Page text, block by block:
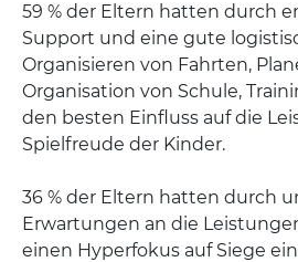
59 % der Eltern hatten durch
Support und eine gute
Organisieren von Fahrten,
Organisation von Schule,
den besten Einfluss auf die
Spielfreude der Kinder.
36 % der Eltern hatten durch
Erwartungen an die
einen Hyperfokus auf Siege